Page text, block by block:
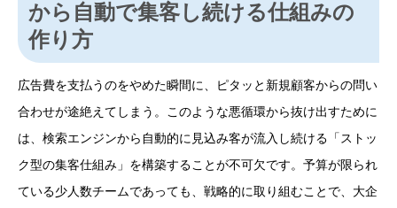
から自動で集客し続ける仕組みの
作り方
広告費を支払うのをやめた瞬間に、ピタッと新規顧客からの問い
合わせが途絶えてしまう。このような悪循環から抜け出すために
は、検索エンジンから自動的に見込み客が流入し続ける「ストッ
ク型の集客仕組み」を構築することが不可欠です。予算が限られ
ている少人数チームであっても、戦略的に取り組むことで、大企